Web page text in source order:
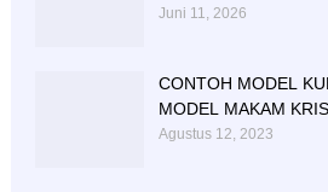
Juni 11, 2026
CONTOH MODEL
MODEL MAKAM
Agustus 12, 2023